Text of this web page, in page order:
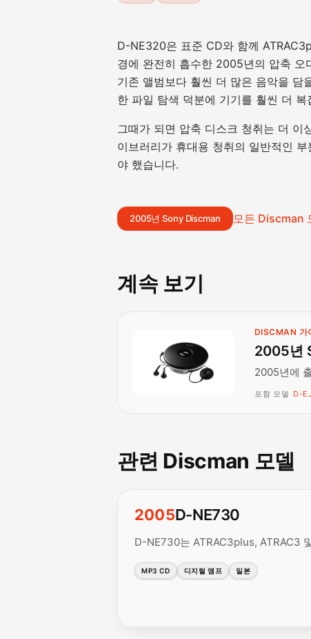
D-NE320은 표준 CD와 함께
경에 완전히 흡수한 2005년의 압축 오
기존 앨범보다 훨씬 더 많은 음악을
한 파일 탐색 덕분에 기기를 훨씬 더
그때가 되면 압축 디스크 청취는 더
이브러리가 휴대용 청취의 일반적인
야 했습니다.
2005년 Sony Discman 모든 Discman
계속 보기
DISCMAN 가
2005년
2005년에
포함 모델 D-
관련 Discman 모델
2005D-NE730
D-NE730는 ATRAC3plus, ATRAC3
MP3 CD 디지털 앰프 일본